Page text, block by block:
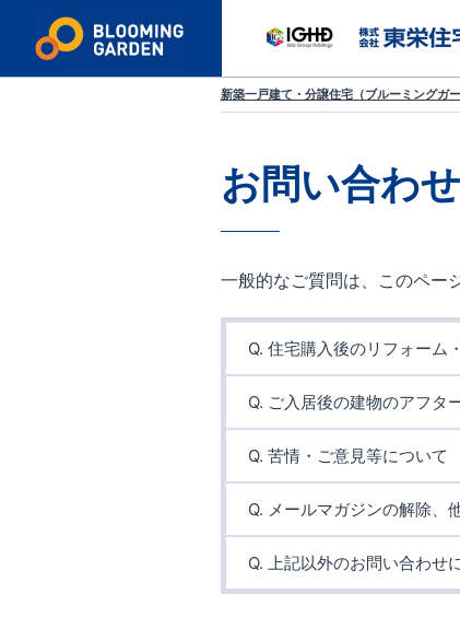
新築一戸建て・分譲住宅（ブルーミングガ
お問い合わせ
一般的なご質問は、このペー
Q. 住宅購入後のリフォーム
東栄ホームサービス株式会
Q. ご入居後の建物のアフタ
アフターサービス受付フォ
またよくあるお問い合わせ
Q. 苦情・ご意見等について
お客様相談窓口
よりご
Q. メールマガジンの解除、
下記のフォームよりご連絡
・ メールマガジン解除フォ
・退会ご連絡フォーム
Q. 上記以外のお問い合わせ
総合窓口
をご確認いた